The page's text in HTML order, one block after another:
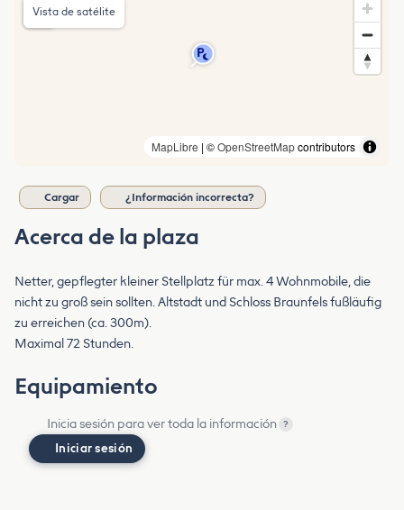
MapLibre | ©OpenStreetMapcontributors
Vista de satélite
Cargar ¿Información incorrecta?
Acerca de la plaza
Netter, gepflegter kleiner Stellplatz für max. 4 Wohnmobile, die
nicht zu groß sein sollten. Altstadt und Schloss Braunfels fußläufig
zu erreichen (ca. 300m).
Maximal 72 Stunden.
Equipamiento
Inicia sesión para ver toda la información ?
Iniciar sesión